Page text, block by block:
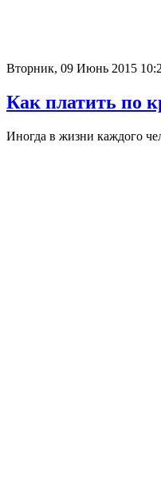
Вторник, 09 Июнь 2015
Как платить по
Иногда в жизни каждого